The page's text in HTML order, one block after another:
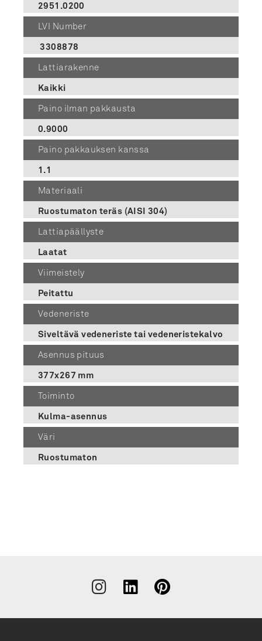
2951.0200
LVI Number
3308878
Lattiarakenne
Kaikki
Paino ilman pakkausta
0.9000
Paino pakkauksen kanssa
1.1
Materiaali
Ruostumaton teräs (AISI 304)
Lattiapäällyste
Laatat
Viimeistely
Peitattu
Vedeneriste
Siveltävä vedeneriste tai vedeneristekalvo
Asennus pituus
377x267 mm
Toiminto
Kulma-asennus
Väri
Ruostumaton
Liity